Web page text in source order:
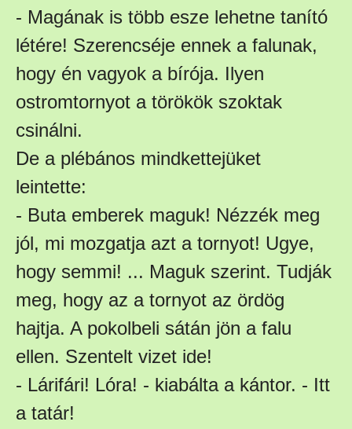
- Magának is több esze lehetne tanító
létére! Szerencséje ennek a falunak,
hogy én vagyok a bírója. Ilyen
ostromtornyot a törökök szoktak
csinálni.
De a plébános mindkettejüket
leintette:
- Buta emberek maguk! Nézzék meg
jól, mi mozgatja azt a tornyot! Ugye,
hogy semmi! ... Maguk szerint. Tudják
meg, hogy az a tornyot az ördög
hajtja. A pokolbeli sátán jön a falu
ellen. Szentelt vizet ide!
- Lárifári! Lóra! - kiabálta a kántor. - Itt
a tatár!